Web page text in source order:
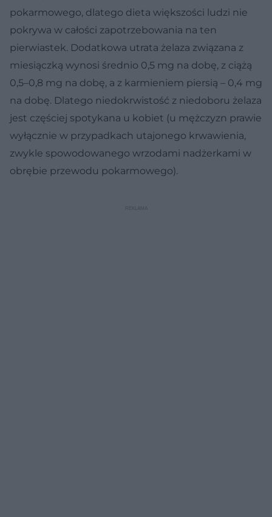
pokarmowego, dlatego dieta większości ludzi nie
pokrywa w całości zapotrzebowania na ten
pierwiastek. Dodatkowa utrata żelaza związana z
miesiączką wynosi średnio 0,5 mg na dobę, z ciążą
0,5–0,8 mg na dobę, a z karmieniem piersią – 0,4 mg
na dobę. Dlatego niedokrwistość z niedoboru żelaza
jest częściej spotykana u kobiet (u mężczyzn prawie
wyłącznie w przypadkach utajonego krwawienia,
zwykle spowodowanego wrzodami nadżerkami w
obrębie przewodu pokarmowego).